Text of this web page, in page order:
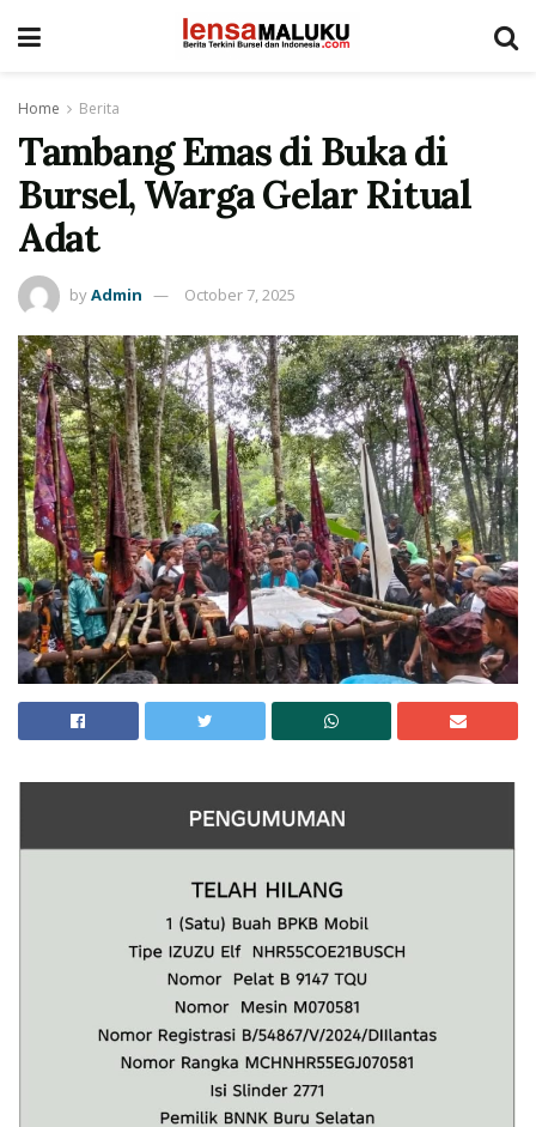
Home Berita
Tambang Emas di Buka di
Bursel, Warga Gelar Ritual
Adat
byAdmin October 7, 2025